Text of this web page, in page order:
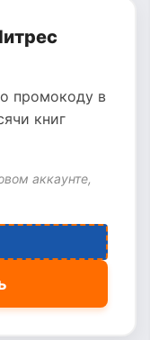
промокоду в
книг
аккаунте,